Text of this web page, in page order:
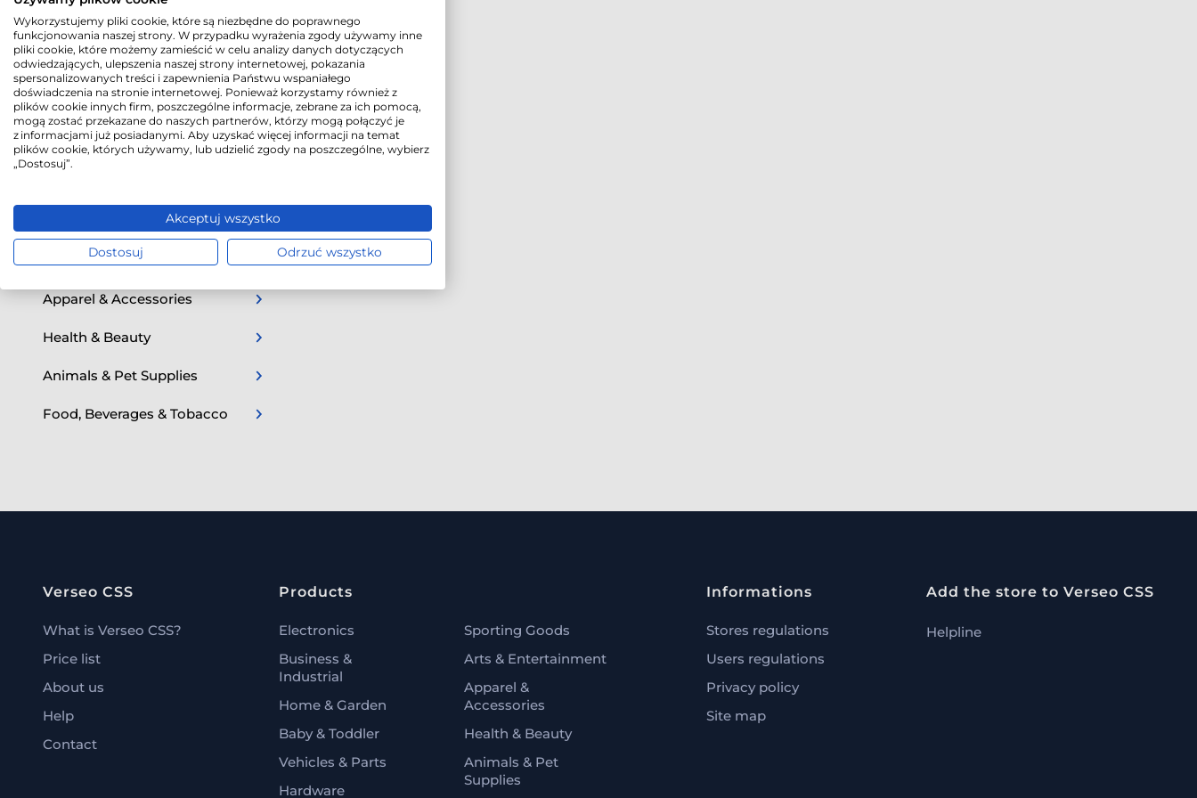
Home & Garden
Baby & Toddler
Software
Vehicles & Parts
Arts & Entertainment
Apparel & Accessories
Health & Beauty
Animals & Pet Supplies
Food, Beverages & Tobacco
Verseo CSS
What is Verseo CSS?
Price list
About us
Help
Contact
Products
Electronics
Business &
Industrial
Home & Garden
Baby & Toddler
Vehicles & Parts
Hardware
Sporting Goods
Arts & Entertainment
Apparel &
Accessories
Health & Beauty
Animals & Pet
Supplies
Informations
Stores regulations
Users regulations
Privacy policy
Site map
Add the store to Verseo CSS
Helpline
Wykorzystujemy pliki cookie, które są niezbędne do poprawnego
funkcjonowania naszej strony. W przypadku wyrażenia zgody używamy inne
pliki cookie, które możemy zamieścić w celu analizy danych dotyczących
odwiedzających, ulepszenia naszej strony internetowej, pokazania
spersonalizowanych treści i zapewnienia Państwu wspaniałego
doświadczenia na stronie internetowej. Ponieważ korzystamy również z
plików cookie innych firm, poszczególne informacje, zebrane za ich pomocą,
mogą zostać przekazane do naszych partnerów, którzy mogą połączyć je
z informacjami już posiadanymi. Aby uzyskać więcej informacji na temat
plików cookie, których używamy, lub udzielić zgody na poszczególne, wybierz
„Dostosuj”.
Akceptuj wszystko
Dostosuj Odrzuć wszystko